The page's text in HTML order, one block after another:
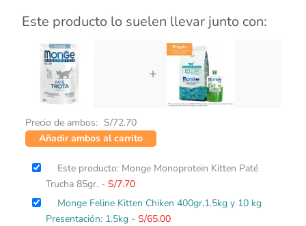
Este producto lo suelen llevar junto con:
+
Precio de ambos: S/72.70
Añadir ambos al carrito
Este producto: Monge Monoprotein Kitten Paté
Trucha 85gr. - S/7.70
Monge Feline Kitten Chiken 400gr,1.5kg y 10 kg
Presentación: 1.5kg - S/65.00